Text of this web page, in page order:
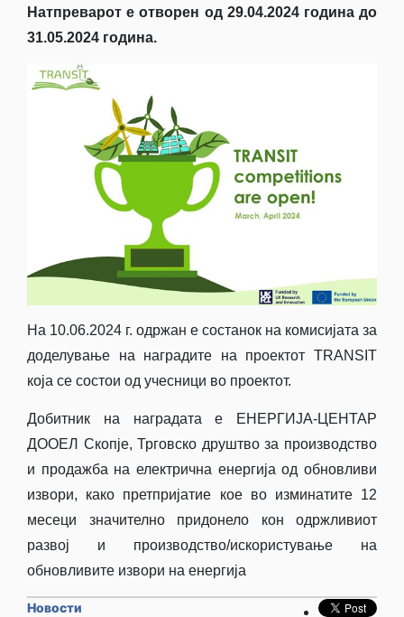
Натпреварот е отворен од 29.04.2024 година до
31.05.2024 година.
На 10.06.2024 г. одржан е состанок на комисијата за
доделување на наградите на проектот TRANSIT
која се состои од учесници во проектот.
Добитник на наградата е ЕНЕРГИЈА-ЦЕНТАР
ДООЕЛ Скопје, Трговско друштво за производство
и продажба на електрична енергија од обновливи
извори, како претпријатие кое во изминатите 12
месеци значително придонело кон одржливиот
развој и производство/искористување на
обновливите извори на енергија
Новости